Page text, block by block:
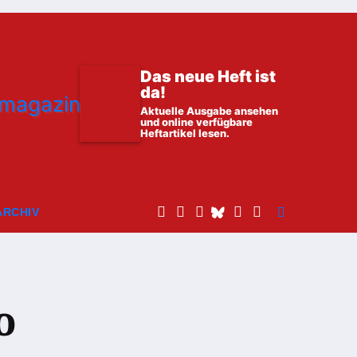
Das neue Heft ist
da!
Aktuelle Ausgabe ansehen
und online verfügbare
Heftartikel lesen.